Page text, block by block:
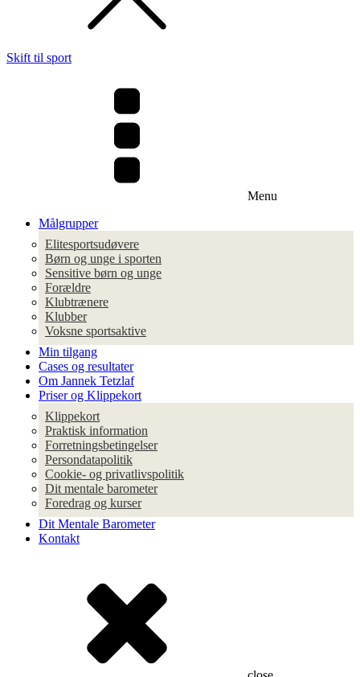
Skift til sport
Menu
Målgrupper
Elitesportsudøvere
Børn og unge i sporten
Sensitive børn og unge
Forældre
Klubtrænere
Klubber
Voksne sportsaktive
Min tilgang
Cases og resultater
Om Jannek Tetzlaf
Priser og Klippekort
Klippekort
Praktisk information
Forretningsbetingelser
Persondatapolitik
Cookie- og privatlivspolitik
Dit mentale barometer
Foredrag og kurser
Dit Mentale Barometer
Kontakt